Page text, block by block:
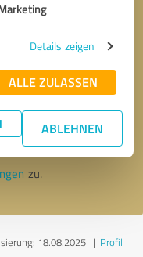
Details zeigen
ALLE ZULASSEN
ABLEHNEN
* Erforderliche Angaben
zu.
18.08.2025| Profil